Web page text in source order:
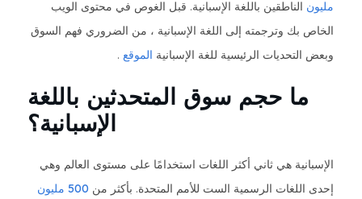
مليون الناطقين باللغة الإسبانية. قبل الغوص في محتوى الويب
الخاص بك وترجمته إلى اللغة الإسبانية ، من الضروري فهم السوق
وبعض التحديات الرئيسية للغة الإسبانية الموقع.
ما حجم سوق المتحدثين باللغة
الإسبانية؟
الإسبانية هي ثاني أكثر اللغات استخدامًا على مستوى العالم وهي
إحدى اللغات الرسمية الست للأمم المتحدة. بأكثر من